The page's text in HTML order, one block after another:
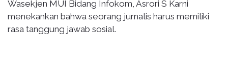
Wasekjen MUI Bidang Infokom, Asrori S Karni
menekankan bahwa seorang jurnalis harus memiliki
rasa tanggung jawab sosial.